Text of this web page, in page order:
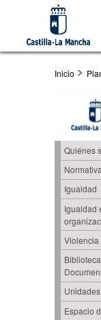
Inicio
Quiénes
Normativa
Igualdad
Igualdad
Violencia
Espacio